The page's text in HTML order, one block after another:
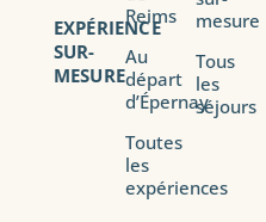
EXPÉRIENCE
SUR-
MESURE
Reims
Au
départ
d’Épernay
Toutes
les
expériences
mesure
Tous
les
séjours